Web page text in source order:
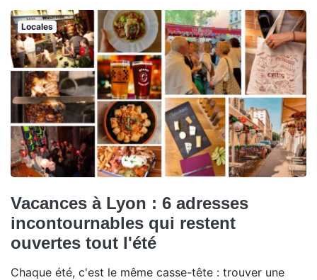
Locales
Vacances à Lyon : 6 adresses
incontournables qui restent
ouvertes tout l'été
Chaque été, c'est le même casse-tête : trouver une